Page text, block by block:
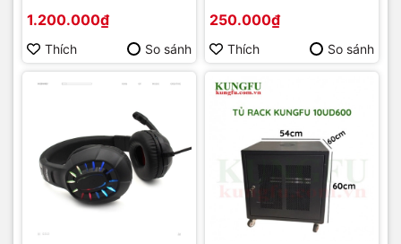
1.200.000₫
Thích So sánh
250.000₫
Thích So sánh